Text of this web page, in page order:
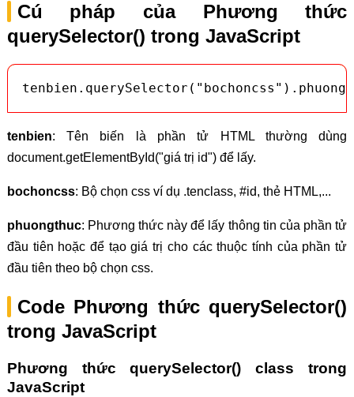
Cú pháp của Phương thức
querySelector() trong JavaScript
tenbien: Tên biến là phần tử HTML thường dùng
document.getElementById("giá trị id") để lấy.
bochoncss: Bộ chọn css ví dụ .tenclass, #id, thẻ HTML,...
phuongthuc: Phương thức này để lấy thông tin của phần tử
đầu tiên hoặc để tạo giá trị cho các thuộc tính của phần tử
đầu tiên theo bộ chọn css.
Code Phương thức querySelector()
trong JavaScript
Phương thức querySelector() class trong
JavaScript